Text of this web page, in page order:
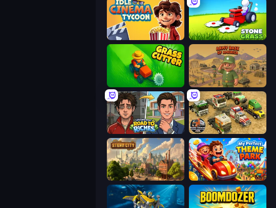
Idle Cinema Tycoon Stone Grass: Mowing Simulator
Army Base Of America
Life Simulator: Road to Riches Euro Truck Driving Simulator 2025
Steam City My Perfect Theme Park